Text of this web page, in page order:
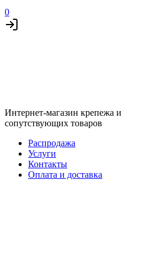
0
Интернет-магазин крепежа и
сопутствующих товаров
Распродажа
Услуги
Контакты
Оплата и доставка